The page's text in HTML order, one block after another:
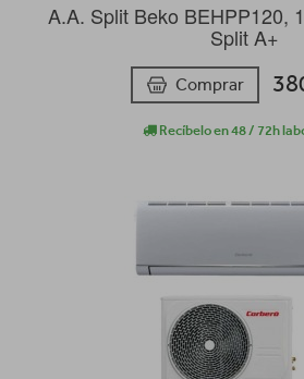
A.A. Split Beko BEHPP120,
Split A+
Comprar
Recíbelo en 48 / 72h